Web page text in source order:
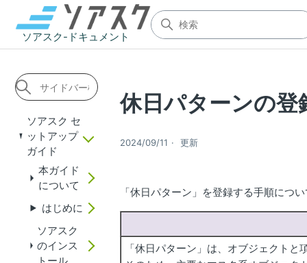
ソアスク-ドキュメント
ソアスク セ
ットアップ
ガイド
本ガイド
について
はじめに
ソアスク
のインス
トール
休日パターンの登
2024/09/11 更新
「休日パターン」を登録する手順につ
「休日パターン」は、オブジェクト